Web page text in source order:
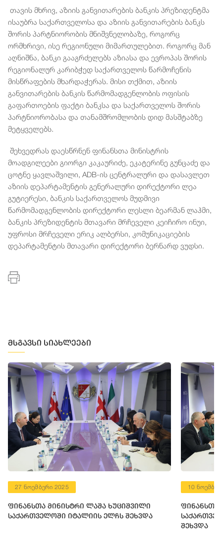
თავის მხრივ, აზიის განვითარების ბანკის პრეზიდენტმა
ისაუბრა საქართველოსა და აზიის განვითარების ბანკს
შორის პარტნიორობის მნიშვნელობაზე, როგორც
ორმხრივი, ისე რეგიონული მიმართულებით. როგორც მან
აღნიშნა, ბანკი გააგრძელებს აზიასა და ევროპას შორის
რეგიონალურ კარიბჭედ საქართველოს წარმოჩენის
მისწრაფების მხარდაჭერას. მისი თქმით, აზიის
განვითარების ბანკის წარმომადგენლობის ოფისის
გაფართოების ფაქტი ბანკსა და საქართველოს შორის
პარტნიორობასა და თანამშრომლობის დიდ მასშტაბზე
მეტყველებს.
შეხვედრას დაესწრნენ ფინანსთა მინისტრის
მოადგილეები გიორგი კაკაურიძე, ეკატერინე გუნცაძე და
ცოტნე ყავლაშვილი, ADB-ის ცენტრალური და დასავლეთ
აზიის დეპარტამენტის გენერალური დირექტორი ლეა
გუტიერესი, ბანკის საქართველოს მუდმივი
წარმომადგენლობის დირექტორი ლესლი ბეარმან ლაჰმი,
ბანკის პრეზიდენტის მთავარი მრჩეველი კეიჩირო ინუი,
უფროსი მრჩეველი ერიკ ალბერსი, კომუნიკაციების
დეპარტამენტის მთავარი დირექტორი ბერნარდ ვუდსი.
მსგავსი სიახლეები
27 ნოემბერი 2025
ფინანსთა მინისტრი ლაშა ხუციშვილი
საქართველოში იტალიის ელჩს შეხვდა
10
ფინანსთა
შეხვდა